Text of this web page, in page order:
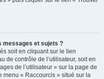
messages et sujets ?
soit en cliquant sur le lien
de contrôle de l’utilisateur, soit en
de l’utilisateur » sur la page de
menu « Raccourcis » situé sur la